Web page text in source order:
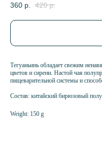
360 р. 420 р.
Тегуаньинь обладает свежим
цветов и сирени. Настой чая
пищеварительной системы и
Состав: китайский бирюзовый
Weight: 150 g